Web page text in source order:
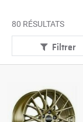
80 RÉSULTATS
Filtrer